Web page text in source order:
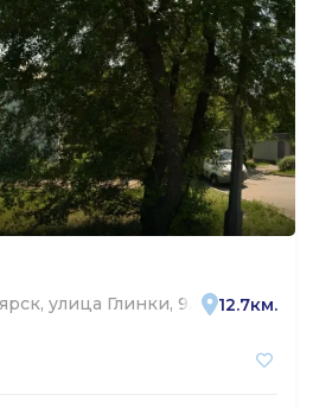
улица Глинки, 9А 12.7км.